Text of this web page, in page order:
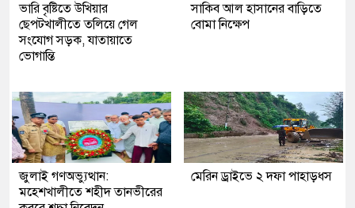
ভারি বৃষ্টিতে উখিয়ার
ছেপটখালীতে তলিয়ে গেল
সংযোগ সড়ক, যাতায়াতে
ভোগান্তি
সাকিব আল হাসানের বাড়িতে
বোমা নিক্ষেপ
জুলাই গণঅভ্যুত্থান:
মহেশখালীতে শহীদ তানভীরের
মেরিন ড্রাইভে ২ দফা পাহাড়ধস